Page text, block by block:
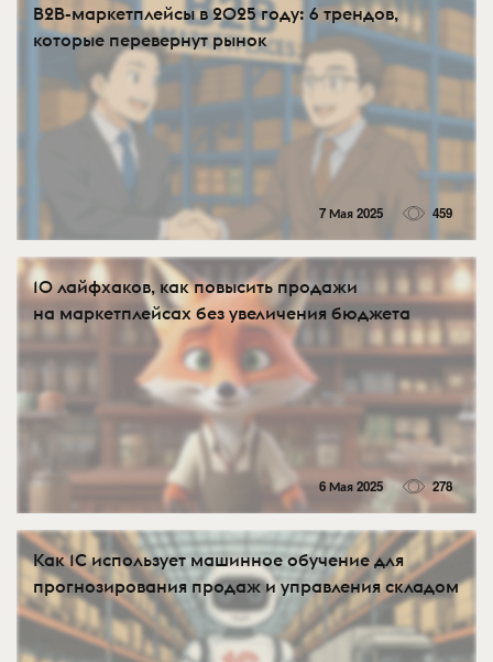
B2B-маркетплейсы в 2025 году: 6 трендов,
которые перевернут рынок
7 Мая 2025 459
10 лайфхаков, как повысить продажи
на маркетплейсах без увеличения бюджета
6 Мая 2025 278
Как 1С использует машинное обучение для
прогнозирования продаж и управления складом